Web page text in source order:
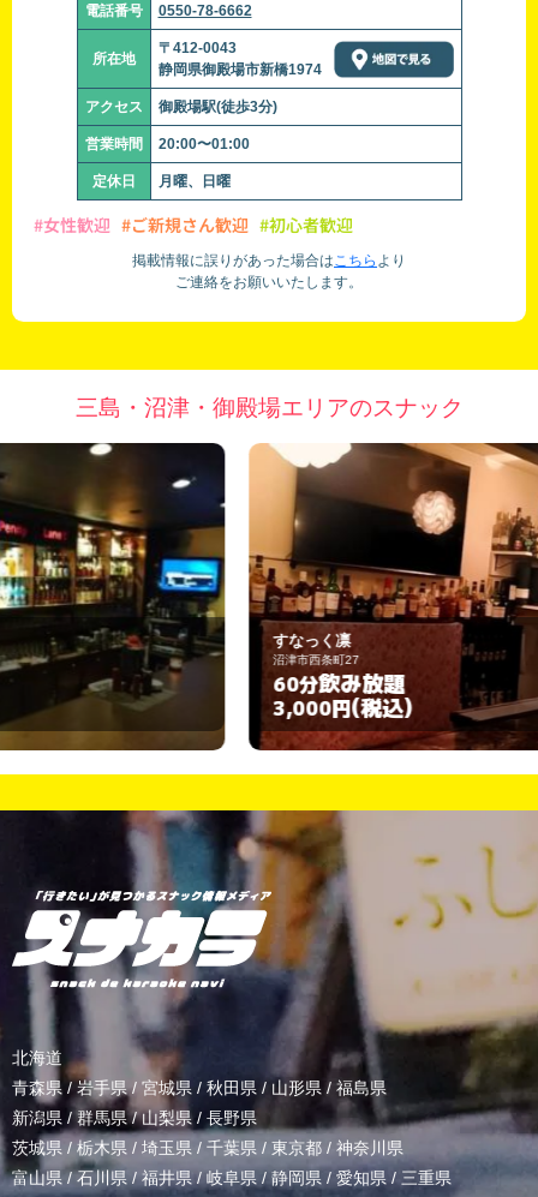
電話番号 0550-78-6662
所在地
〒412-0043
静岡県御殿場市新橋1974
アクセス 御殿場駅(徒歩3分)
営業時間 20:00〜01:00
定休日 月曜、日曜
#女性歓迎 #ご新規さん歓迎 #初心者歓迎
掲載情報に誤りがあった場合はこちら より
ご連絡をお願いいたします。
三島・沼津・御殿場エリアのスナック
すなっく凛
沼津市西条町27
60分飲み放題
3,000円(税込)
北海道
青森県 / 岩手県/ 宮城県 / 秋田県 / 山形県/ 福島県
新潟県 /群馬県/山梨県 / 長野県
茨城県 / 栃木県 / 埼玉県 / 千葉県 / 東京都 / 神奈川県
富山県 /石川県/福井県/岐阜県 / 静岡県 / 愛知県 / 三重県